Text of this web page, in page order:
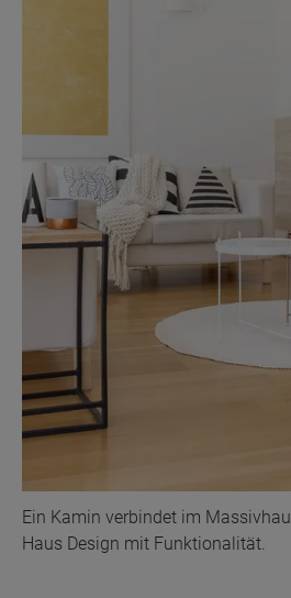
Ein Kamin verbindet im
Haus Design mit Funktionalität.